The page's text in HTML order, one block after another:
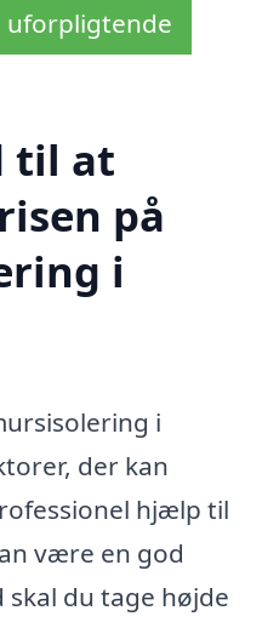
uforpligtende
til at
på
i
i
der kan
hjælp til
være en god
du tage højde